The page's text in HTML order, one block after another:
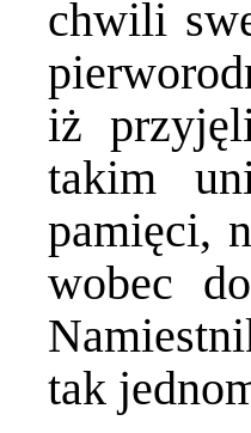
chwili
iż
takim
pamięci,
wobec
tak